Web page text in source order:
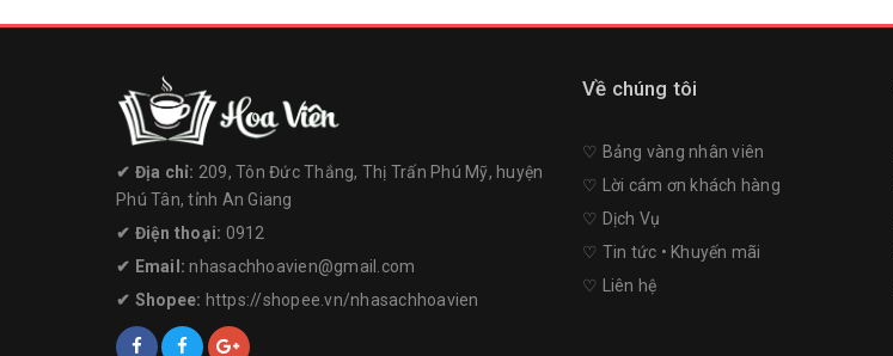
✔︎ Địa chỉ: 209, Tôn Đức Thắng, Thị Trấn Phú Mỹ, huyện
Phú Tân, tỉnh An Giang
✔︎ Điện thoại: 0912
✔︎ Email:nhasachhoavien@gmail.com
✔︎ Shopee: https://shopee.vn/nhasachhoavien
Về chúng tôi
♡︎ Bảng vàng nhân viên
♡︎ Lời cám ơn khách hàng
♡︎ Dịch Vụ
♡︎ Tin tức • Khuyến mãi
♡︎ Liên hệ